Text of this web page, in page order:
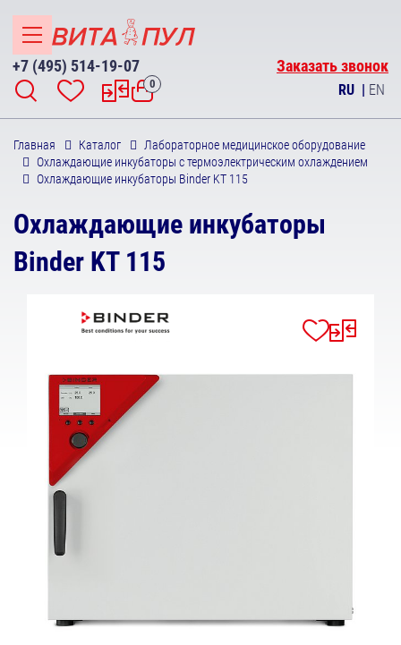
+7 (495) 514-19-07 Заказать звонок
0 RU | EN
Главная Каталог
Лабораторное медицинское оборудование
Охлаждающие инкубаторы с термоэлектрическим охлаждением
Охлаждающие инкубаторы Binder KT 115
Охлаждающие инкубаторы
Binder KT 115